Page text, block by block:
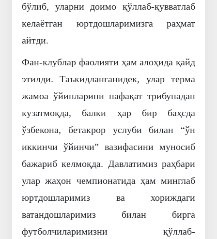
бўлиб, уларни доимо қўллаб-қувватлаб
келаётган юртдошларимизга раҳмат
айтди.
Фан-клублар фаолияти ҳам алоҳида қайд
этилди. Таъкидланганидек, улар терма
жамоа ўйинларини нафақат трибунадан
кузатмоқда, балки ҳар бир баҳсда
ўзбекона, бетакрор услуби билан “ўн
иккинчи ўйинчи” вазифасини муносиб
бажариб келмоқда. Давлатимиз раҳбари
улар жаҳон чемпионатида ҳам минглаб
юртдошларимиз ва хориждаги
ватандошларимиз билан бирга
футболчиларимизни қўллаб-